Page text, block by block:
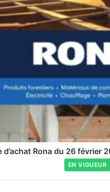
d’achat Rona du 26 février
EN VIGUEUR